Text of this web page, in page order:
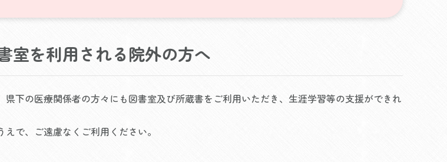
室を利用される院外の方へ
県下の医療関係者の方々にも図書室及び所蔵書をご利用いただき、生涯学習等の支援ができれ
で、ご遠慮なくご利用ください。